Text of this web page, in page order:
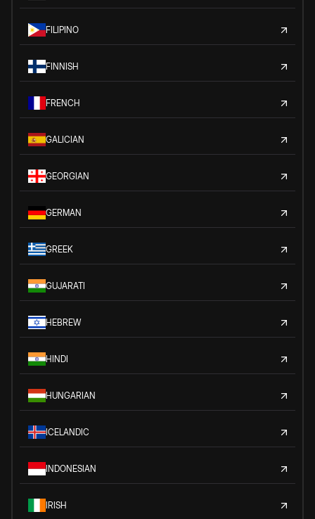
FILIPINO
FINNISH
FRENCH
GALICIAN
GEORGIAN
GERMAN
GREEK
GUJARATI
HEBREW
HINDI
HUNGARIAN
ICELANDIC
INDONESIAN
IRISH